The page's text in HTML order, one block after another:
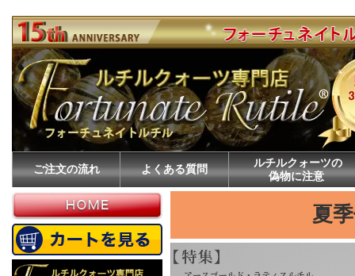
ルチルクォーツ専門店フォーチュネイトルチル®｜2010年創業・販売数3.5万点
ご注文の流れ よくある質問
ルチルクォーツの
偽物に注意
夏